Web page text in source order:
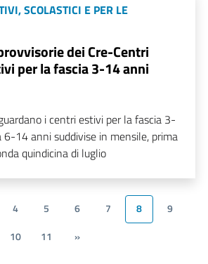
SCOLASTICI E PER LE
dei Cre-Centri
per la fascia 3-14 anni
i centri estivi per la fascia 3-
14 anni suddivise in mensile, prima
quindicina di luglio
4 5 6 7 8
9
10
11 »